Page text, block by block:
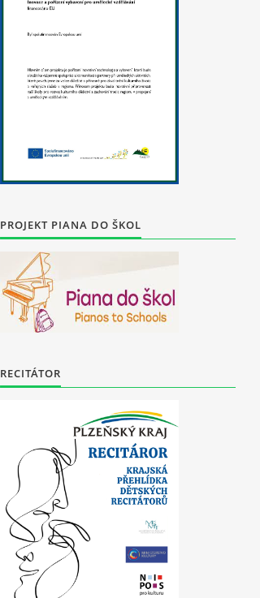
PROJEKT PIANA DO ŠKOL
RECITÁTOR